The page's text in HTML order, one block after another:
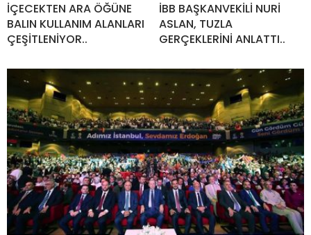
İÇECEKTEN ARA ÖĞÜNE
BALIN KULLANIM ALANLARI
ÇEŞİTLENİYOR..
İBB BAŞKANVEKİLİ NURİ
ASLAN, TUZLA
GERÇEKLERİNİ ANLATTI..